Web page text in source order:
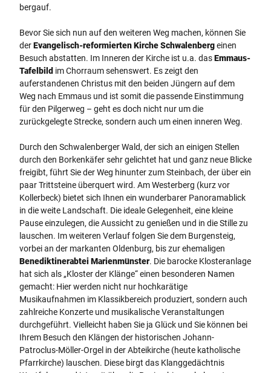
bergauf.
Bevor Sie sich nun auf den weiteren Weg machen, können Sie
derEvangelisch-reformierten Kirche Schwalenbergeinen
Besuch abstatten. Im Inneren der Kirche ist u.a. dasEmmaus-
Tafelbild im Chorraum sehenswert. Es zeigt den
auferstandenen Christus mit den beiden Jüngern auf dem
Weg nach Emmaus und ist somit die passende Einstimmung
für den Pilgerweg – geht es doch nicht nur um die
zurückgelegte Strecke, sondern auch um einen inneren Weg.
Durch den Schwalenberger Wald, der sich an einigen Stellen
durch den Borkenkäfer sehr gelichtet hat und ganz neue Blicke
freigibt, führt Sie der Weg hinunter zum Steinbach, der über ein
paar Trittsteine überquert wird. Am Westerberg (kurz vor
Kollerbeck) bietet sich Ihnen ein wunderbarer Panoramablick
in die weite Landschaft. Die ideale Gelegenheit, eine kleine
Pause einzulegen, die Aussicht zu genießen und in die Stille zu
lauschen. Im weiteren Verlauf folgen Sie dem Burgensteig,
vorbei an der markanten Oldenburg, bis zur ehemaligen
Benediktinerabtei Marienmünster. Die barocke Klosteranlage
hat sich als „Kloster der Klänge“ einen besonderen Namen
gemacht: Hier werden nicht nur hochkarätige
Musikaufnahmen im Klassikbereich produziert, sondern auch
zahlreiche Konzerte und musikalische Veranstaltungen
durchgeführt. Vielleicht haben Sie ja Glück und Sie können bei
Ihrem Besuch den Klängen der historischen Johann-
Patroclus-Möller-Orgel in der Abteikirche (heute katholische
Pfarrkirche) lauschen. Diese birgt das Klanggedächtnis